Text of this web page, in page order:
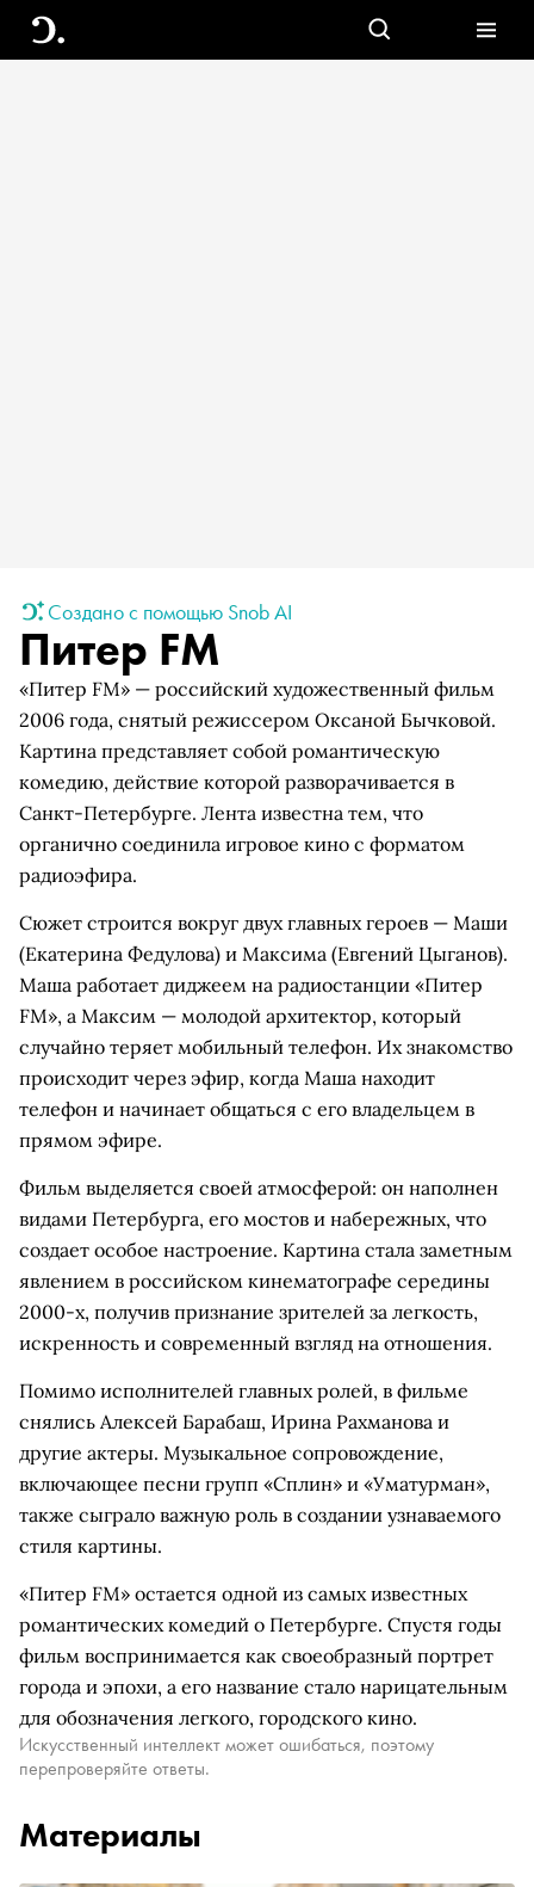
Создано с помощью Snob AI
Питер FM
«Питер FM» — российский художественный фильм
2006 года, снятый режиссером Оксаной Бычковой.
Картина представляет собой романтическую
комедию, действие которой разворачивается в
Санкт-Петербурге. Лента известна тем, что
органично соединила игровое кино с форматом
радиоэфира.
Сюжет строится вокруг двух главных героев — Маши
(Екатерина Федулова) и Максима (Евгений Цыганов).
Маша работает диджеем на радиостанции «Питер
FM», а Максим — молодой архитектор, который
случайно теряет мобильный телефон. Их знакомство
происходит через эфир, когда Маша находит
телефон и начинает общаться с его владельцем в
прямом эфире.
Фильм выделяется своей атмосферой: он наполнен
видами Петербурга, его мостов и набережных, что
создает особое настроение. Картина стала заметным
явлением в российском кинематографе середины
2000-х, получив признание зрителей за легкость,
искренность и современный взгляд на отношения.
Помимо исполнителей главных ролей, в фильме
снялись Алексей Барабаш, Ирина Рахманова и
другие актеры. Музыкальное сопровождение,
включающее песни групп «Сплин» и «Уматурман»,
также сыграло важную роль в создании узнаваемого
стиля картины.
«Питер FM» остается одной из самых известных
романтических комедий о Петербурге. Спустя годы
фильм воспринимается как своеобразный портрет
города и эпохи, а его название стало нарицательным
для обозначения легкого, городского кино.
Искусственный интеллект может ошибаться, поэтому
перепроверяйте ответы.
Материалы